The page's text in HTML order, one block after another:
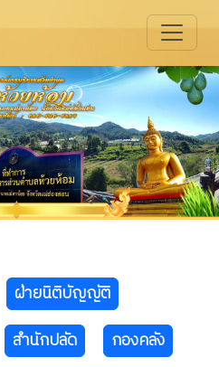
ฝ่ายนิติบัญญัติ
สำนักปลัด
กองคลัง